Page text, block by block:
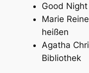
Good
Marie
heißen
Agatha
Bibliothek